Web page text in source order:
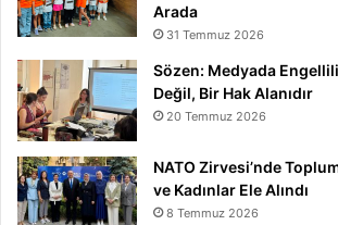
Arada
31 Temmuz 2026
Sözen: Medyada
Değil, Bir Hak Alanıdır
20 Temmuz 2026
NATO Zirvesi’nde
ve Kadınlar Ele Alındı
8 Temmuz 2026